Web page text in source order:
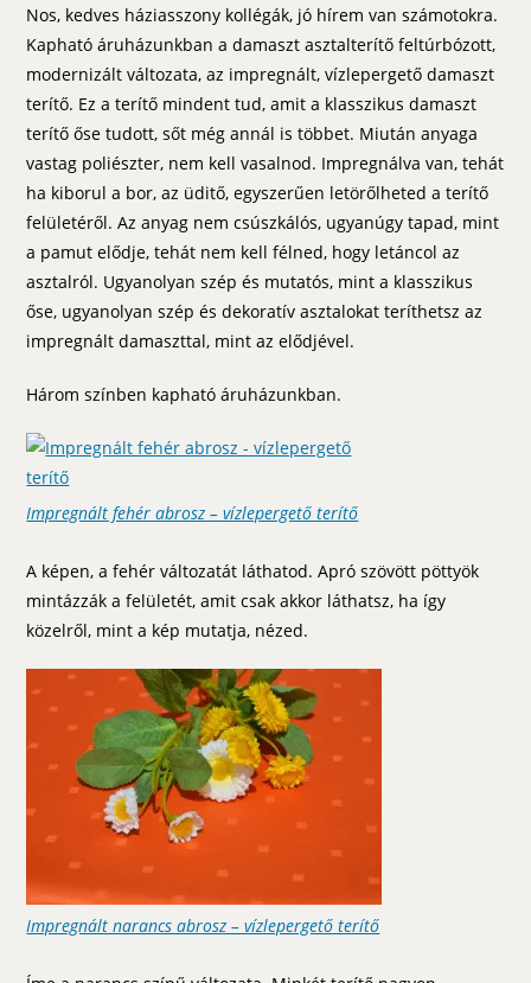
Nos, kedves háziasszony kollégák, jó hírem van számotokra.
Kapható áruházunkban a damaszt asztalterítő feltúrbózott,
modernizált változata, az impregnált, vízlepergető damaszt
terítő. Ez a terítő mindent tud, amit a klasszikus damaszt
terítő őse tudott, sőt még annál is többet. Miután anyaga
vastag poliészter, nem kell vasalnod. Impregnálva van, tehát
ha kiborul a bor, az üditő, egyszerűen letörőlheted a terítő
felületéről. Az anyag nem csúszkálós, ugyanúgy tapad, mint
a pamut elődje, tehát nem kell félned, hogy letáncol az
asztalról. Ugyanolyan szép és mutatós, mint a klasszikus
őse, ugyanolyan szép és dekoratív asztalokat teríthetsz az
impregnált damaszttal, mint az elődjével.
Három színben kapható áruházunkban.
Impregnált fehér abrosz – vízlepergető terítő
A képen, a fehér változatát láthatod. Apró szövött pöttyök
mintázzák a felületét, amit csak akkor láthatsz, ha így
közelről, mint a kép mutatja, nézed.
Impregnált narancs abrosz – vízlepergető terítő